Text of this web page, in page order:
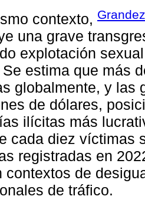
contexto,
una grave
explotación
estima que más
globalmente, y las
de dólares,
ilícitas más
cada diez víctimas
registradas en
contextos de
de tráfico.